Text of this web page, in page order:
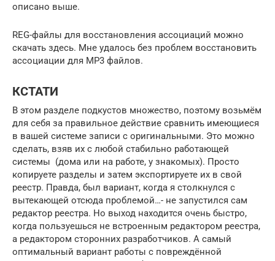
описано выше.
REG-файлы для восстановления ассоциаций можно
скачать здесь. Мне удалось без проблем восстановить
ассоциации для MP3 файлов.
КСТАТИ
В этом разделе подкустов множество, поэтому возьмём
для себя за правильное действие сравнить имеющиеся
в вашей системе записи с оригинальными. Это можно
сделать, взяв их с любой стабильно работающей
системы (дома или на работе, у знакомых). Просто
копируете разделы и затем экспортируете их в свой
реестр. Правда, был вариант, когда я столкнулся с
вытекающей отсюда проблемой…- не запустился сам
редактор реестра. Но выход находится очень быстро,
когда пользуешься не встроенным редактором реестра,
а редактором сторонних разработчиков. А самый
оптимальный вариант работы с повреждённой